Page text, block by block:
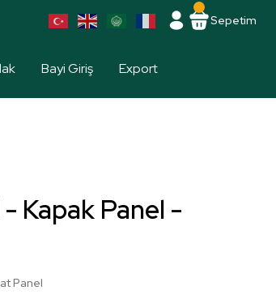
Sepetim
Bayi Giriş Export
Kapak Panel -
Panel